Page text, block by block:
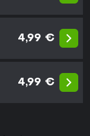
4,99 €
4,99 €